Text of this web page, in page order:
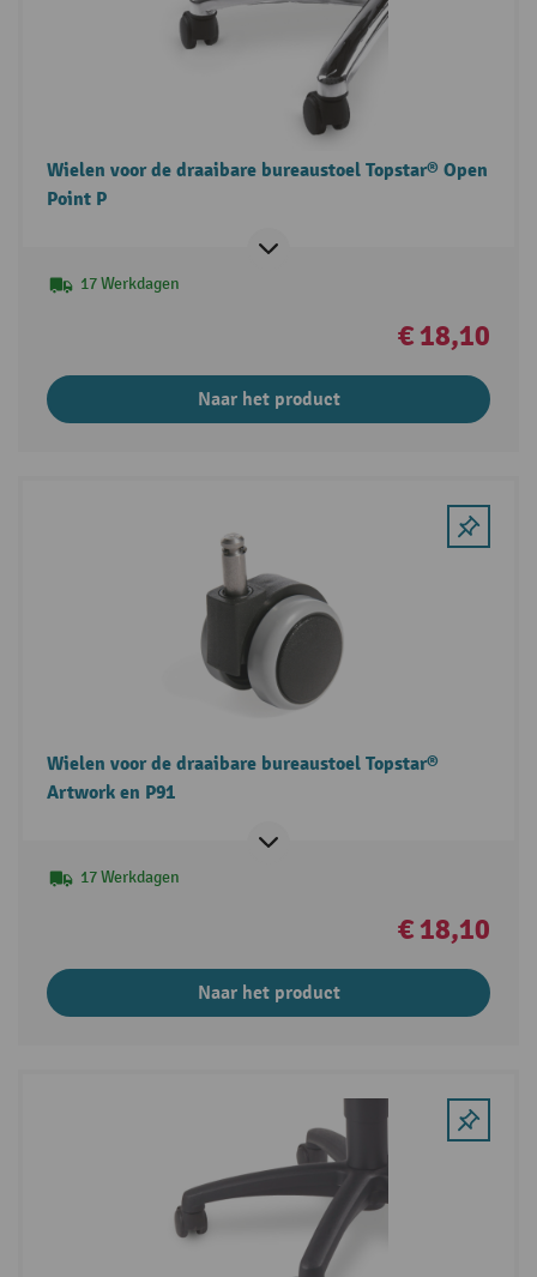
Wielen voor de draaibare bureaustoel Topstar® Open
Point P
17 Werkdagen
€ 18,10
Naar het product
Wielen voor de draaibare bureaustoel Topstar®
Artwork en P91
17 Werkdagen
€ 18,10
Naar het product